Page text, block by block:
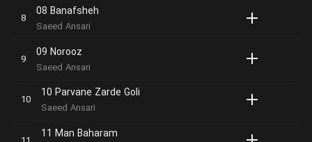
08 Banafsheh
Saeed Ansari
09 Norooz
Saeed Ansari
10 Parvane Zarde Goli
Saeed Ansari
11 Man Baharam